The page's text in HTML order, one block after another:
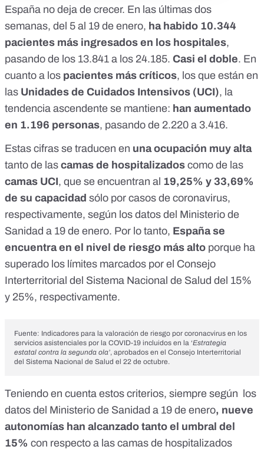
España no deja de crecer. En las últimas dos
semanas, del 5 al 19 de enero, ha habido 10.344
pacientes más ingresados en los hospitales,
pasando de los 13.841 a los 24.185. Casi el doble. En
cuanto a los pacientes más críticos, los que están en
las Unidades de Cuidados Intensivos (UCI), la
tendencia ascendente se mantiene: han aumentado
en 1.196 personas, pasando de 2.220 a 3.416.
Estas cifras se traducen en una ocupación muy alta
tanto de las camas de hospitalizados como de las
camas UCI, que se encuentran al 19,25% y 33,69%
de su capacidad sólo por casos de coronavirus,
respectivamente, según los datos del Ministerio de
Sanidad a 19 de enero. Por lo tanto, España se
encuentra en el nivel de riesgo más alto porque ha
superado los límites marcados por el Consejo
Interterritorial del Sistema Nacional de Salud del 15%
y 25%, respectivamente.
Fuente: Indicadores para la valoración de riesgo por coronacvirus en los
servicios asistenciales por la COVID-19 incluidos en la ‘Estrategia
estatal contra la segunda ola’, aprobados en el Consejo Interterritorial
del Sistema Nacional de Salud el 22 de octubre.
Teniendo en cuenta estos criterios, siempre según
los
datos del Ministerio de Sanidad a 19 de enero, nueve
autonomías han alcanzado tanto el umbral del
15% con respecto a las camas de hospitalizados